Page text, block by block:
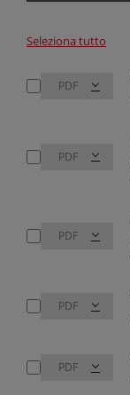
Seleziona tutto